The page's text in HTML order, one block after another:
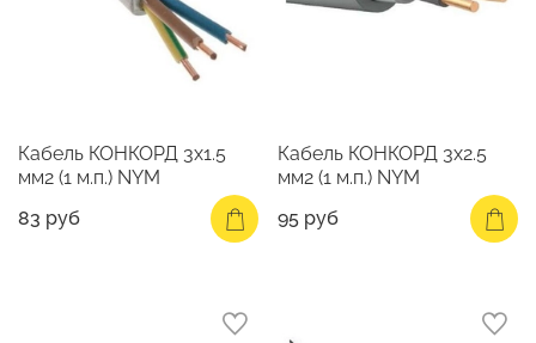
Кабель КОНКОРД 3х1.5
мм2 (1 м.п.) NYM
83 руб
Кабель КОНКОРД 3х2.5
мм2 (1 м.п.) NYM
95 руб